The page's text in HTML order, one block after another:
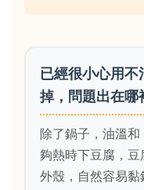
已經很小心用不
掉，問題出在哪
除了鍋子，油溫
夠熱時下豆腐，
外殼，自然容易